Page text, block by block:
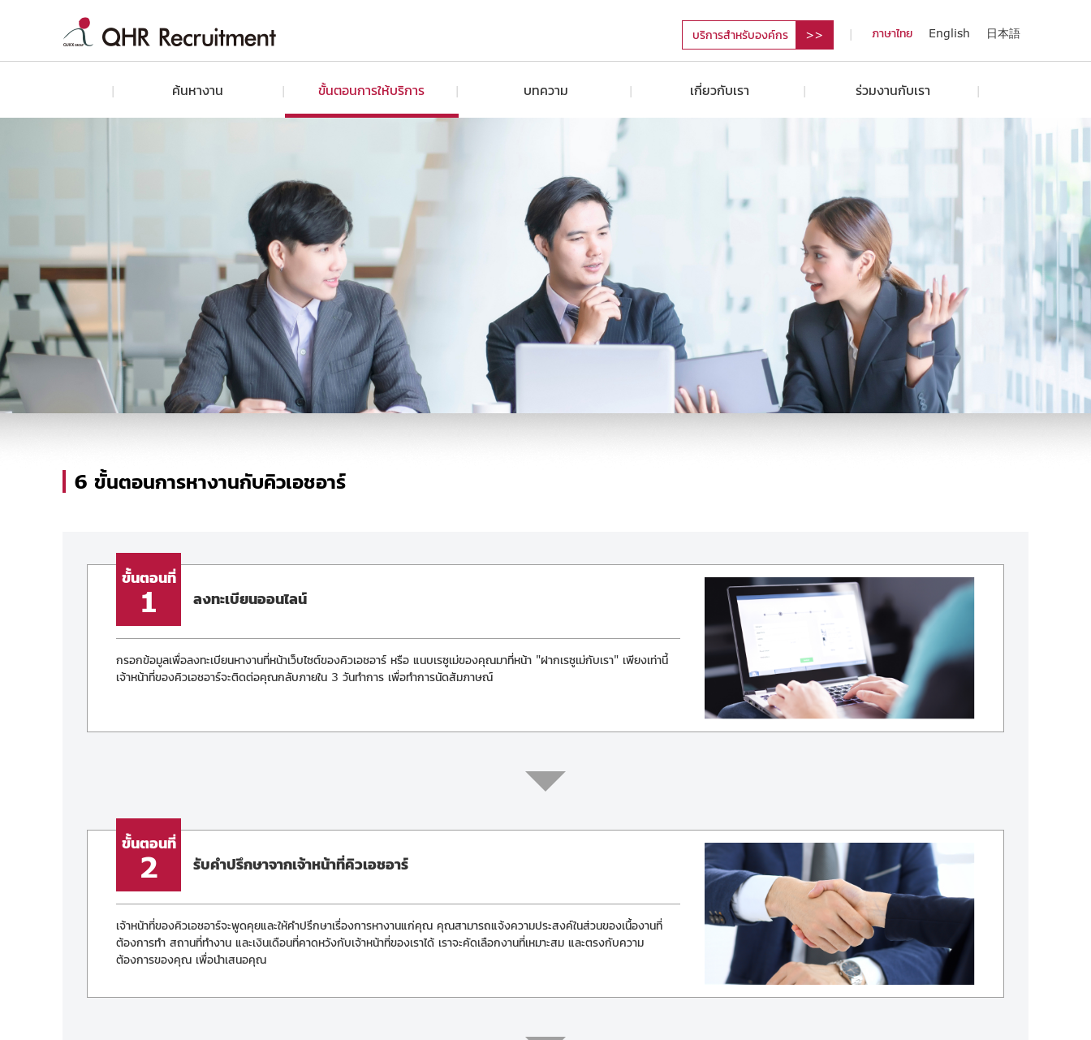
บริการสำหรับองค์กร ภาษาไทย English 日本語
ค้นหางาน ขั้นตอนการให้บริการ บทความ เกี่ยวกับเรา ร่วมงานกับเรา
6 ขั้นตอนการหางานกับคิวเอชอาร์
ขั้นตอนที่
1 ลงทะเบียนออนไลน์
กรอกข้อมูลเพื่อลงทะเบียนหางานที่หน้าเว็บไซต์ของคิวเอชอาร์ หรือ แนบเรซูเม่ของคุณมาที่หน้า "ฝากเรซูเม่กับเรา" เพียงเท่านี้
เจ้าหน้าที่ของคิวเอชอาร์จะติดต่อคุณกลับภายใน 3 วันทำการ เพื่อทำการนัดสัมภาษณ์
ขั้นตอนที่
2 รับคำปรึกษาจากเจ้าหน้าที่คิวเอชอาร์
เจ้าหน้าที่ของคิวเอชอาร์จะพูดคุยและให้คำปรึกษาเรื่องการหางานแก่คุณ คุณสามารถแจ้งความประสงค์ในส่วนของเนื้องานที่
ต้องการทำ สถานที่ทำงาน และเงินเดือนที่คาดหวังกับเจ้าหน้าที่ของเราได้ เราจะคัดเลือกงานที่เหมาะสม และตรงกับความ
ต้องการของคุณ เพื่อนำเสนอคุณ